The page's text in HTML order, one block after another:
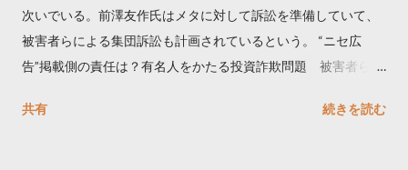
次いでいる。前澤友作氏はメタに対して訴訟を準備していて、
被害者らによる集団訴訟も計画されているという。 “ニセ広
告”掲載側の責任は？有名人をかたる投資詐欺問題 被害者らが
https://newsdig.tbs.co.jp/articles/-/1091835 なぜなくならな
共有 続きを読む